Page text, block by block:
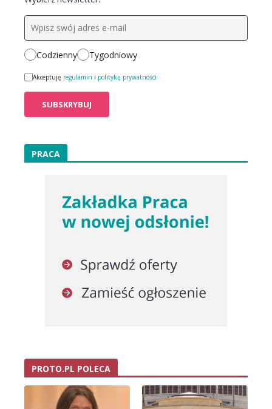
Codzienny Tygodniowy
Akceptuję regulamin i politykę prywatności
PRACA
PROTO.PL POLECA